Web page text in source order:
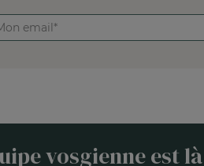
vosgienne est